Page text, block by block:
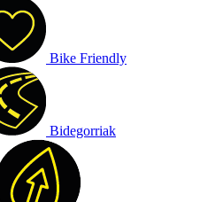
Bike Friendly
Bidegorriak